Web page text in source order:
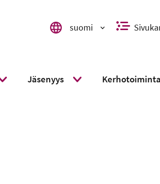
Valitse kieli, switch language, välj
suomi
Jäsenyys Kerhotoiminta